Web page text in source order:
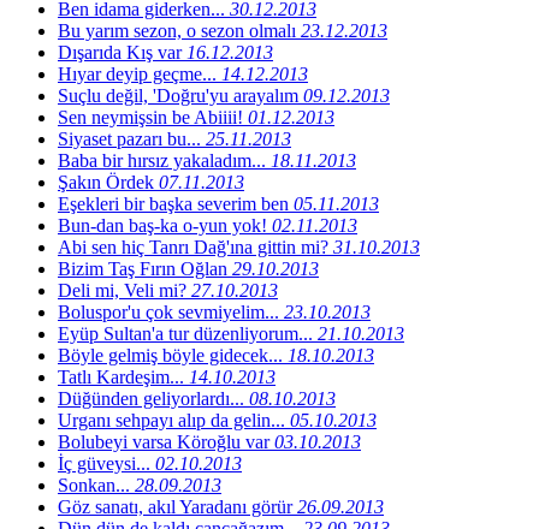
Ben idama giderken... 30.12.2013
Bu yarım sezon, o sezon olmalı 23.12.2013
Dışarıda Kış var16.12.2013
Hıyar deyip geçme... 14.12.2013
Suçlu değil, 'Doğru'yu arayalım 09.12.2013
Sen neymişsin be Abiiii! 01.12.2013
Siyaset pazarı bu... 25.11.2013
Baba bir hırsız yakaladım... 18.11.2013
Şakın Ördek 07.11.2013
Eşekleri bir başka severim ben 05.11.2013
Bun-dan baş-ka o-yun yok! 02.11.2013
Abi sen hiç Tanrı Dağ'ına gittin mi? 31.10.2013
Bizim Taş Fırın Oğlan 29.10.2013
Deli mi, Veli mi? 27.10.2013
Boluspor'u çok sevmiyelim... 23.10.2013
Eyüp Sultan'a tur düzenliyorum... 21.10.2013
Böyle gelmiş böyle gidecek... 18.10.2013
Tatlı Kardeşim... 14.10.2013
Düğünden geliyorlardı... 08.10.2013
Urganı sehpayı alıp da gelin... 05.10.2013
Bolubeyi varsa Köroğlu var03.10.2013
İç güveysi... 02.10.2013
Sonkan... 28.09.2013
Göz sanatı, akıl Yaradanı görür26.09.2013